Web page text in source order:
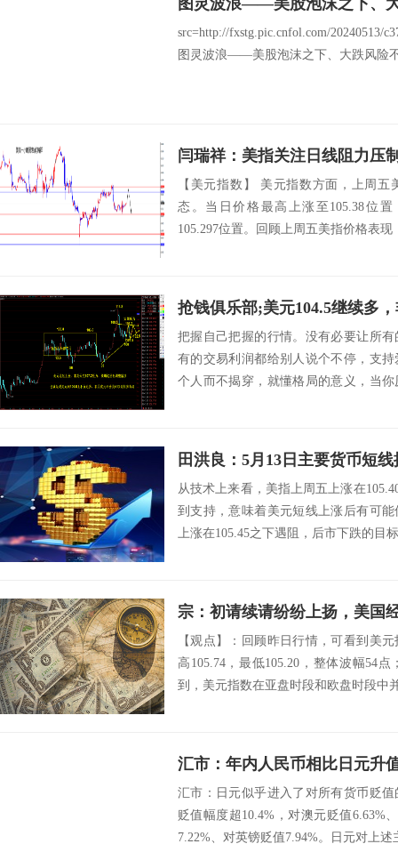
图灵波浪——美股泡沫之下、
src=http://fxstg.pic.cnfol.com/20240513/
图灵波浪——美股泡沫之下、大跌风险
闫瑞祥：美指关注日线阻力压
【美元指数】 美元指数方面，上周
态。当日价格最高上涨至105.38位置
105.297位置。回顾上周五美指价格表
抢钱俱乐部;美元104.5继续多
把握自己把握的行情。没有必要让所
有的交易利润都给别人说个不停，支
个人而不揭穿，就懂格局的意义，当
田洪良：5月13日主要货币
从技术上来看，美指上周五上涨在
到支持，意味着美元短线上涨后有可
上涨在105.45之下遇阻，后市下跌的目
宗：初请续请纷纷上扬，美国
【观点】：回顾昨日行情，可看到美
高105.74，最低105.20，整体波幅54
到，美元指数在亚盘时段和欧盘时段中
汇市：年内人民币相比日元升
汇市：日元似乎进入了对所有货币贬
贬值幅度超10.4%，对澳元贬值6.63%
7.22%、对英镑贬值7.94%。日元对上述